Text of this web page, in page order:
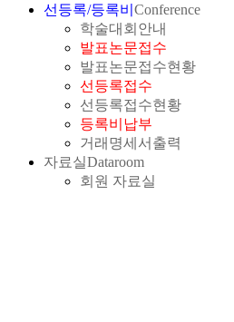
선등록/등록비 Conference
학술대회안내
발표논문접수
발표논문접수현황
선등록접수
선등록접수현황
등록비납부
거래명세서출력
자료실Dataroom
회원 자료실